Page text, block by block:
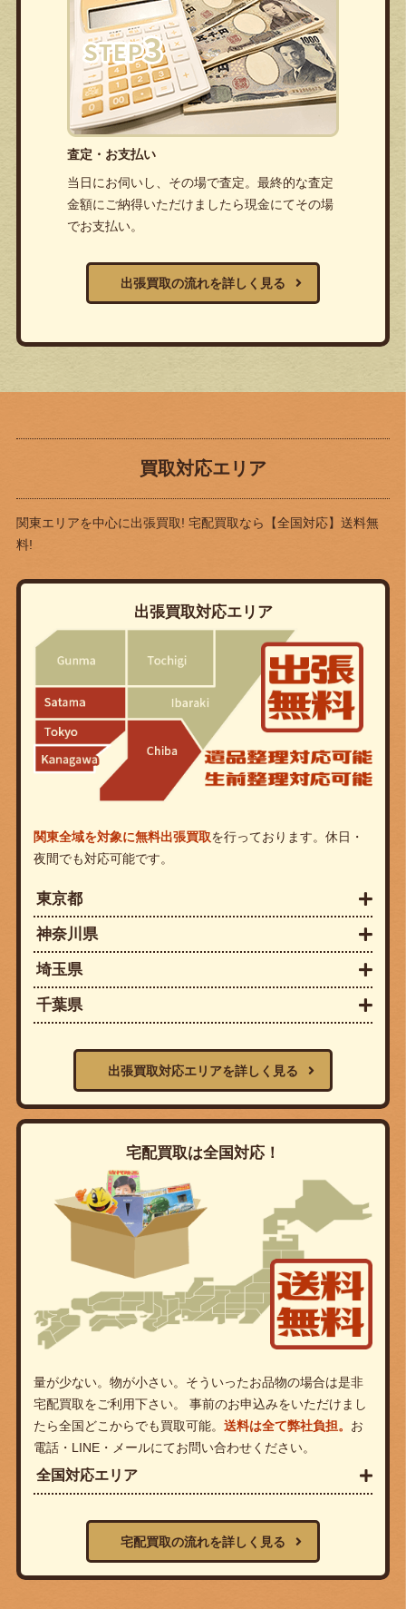
査定・お支払い
当日にお伺いし、その場で査定。最終的な査定
金額にご納得いただけましたら現金にてその場
でお支払い。
出張買取の流れを詳しく見る
買取対応エリア
関東エリアを中心に出張買取! 宅配買取なら
【全国対応】送料無
料!
出張買取対応エリア
関東全域を対象に無料出張買取を行っております。休日・
夜間でも対応可能です。
東京都
神奈川県
埼玉県
千葉県
出張買取対応エリアを詳しく見る
宅配買取は全国対応！
量が少ない。物が小さい。そういったお品物の場合は是非
宅配買取をご利用下さい。 事前のお申込みをいただけまし
たら全国どこからでも買取可能。 送料は全て弊社負担。 お
電話・LINE・メールにてお問い合わせください。
全国対応エリア
宅配買取の流れを詳しく見る